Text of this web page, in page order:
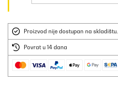
Proizvod nije dostupan na skladištu.
Povrat u 14 dana